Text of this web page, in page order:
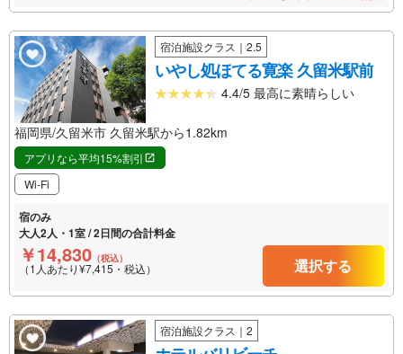
宿泊施設クラス｜2.5
いやし処ほてる寛楽 久留米駅前
4.4/5 最高に素晴らしい
福岡県/久留米市 久留米駅から1.82km
アプリなら平均15%割引
Wi-Fi
宿のみ
大人2人・1室 / 2日間の合計料金
￥14,830 （税込）
（1人あたり¥7,415・税込） 選択する
宿泊施設クラス｜2